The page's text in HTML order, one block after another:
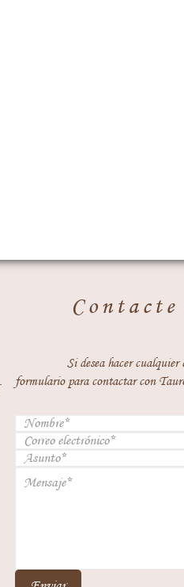
Si desea hacer
formulario para contactar con